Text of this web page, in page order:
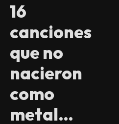
16
canciones
que no
nacieron
como
metal…